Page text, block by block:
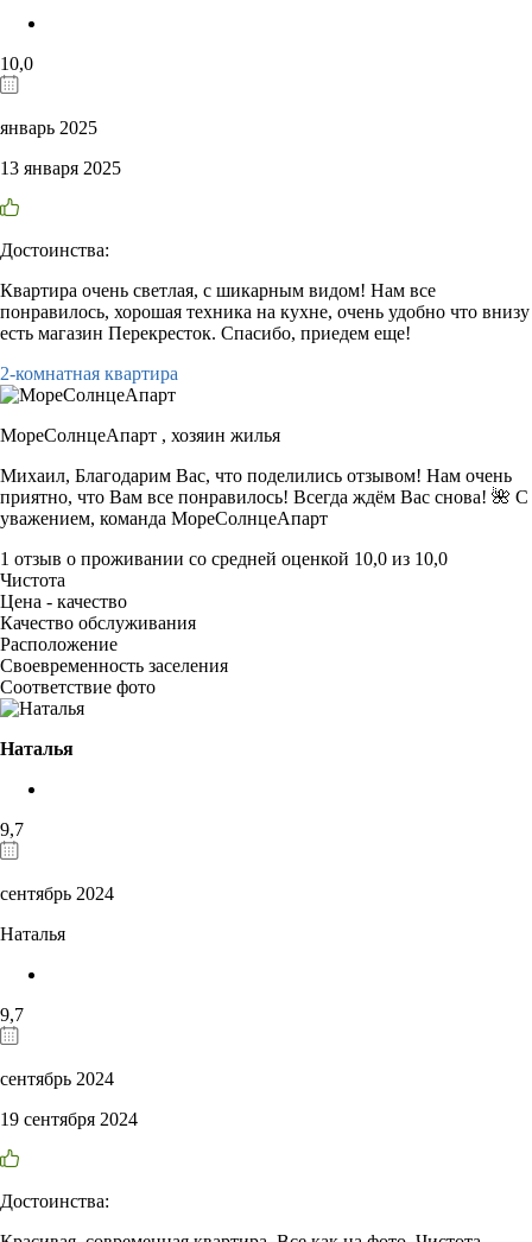
10,0
январь 2025
13 января 2025
Достоинства:
Квартира очень светлая, с шикарным видом! Нам все
понравилось, хорошая техника на кухне, очень удобно что внизу
есть магазин Перекресток. Спасибо, приедем еще!
2-комнатная квартира
МореСолнцеАпарт , хозяин жилья
Михаил, Благодарим Вас, что поделились отзывом! Нам очень
приятно, что Вам все понравилось! Всегда ждём Вас снова! 🌺 С
уважением, команда МореСолнцеАпарт
1 отзыв о проживании со средней оценкой 10,0 из 10,0
Чистота
Цена - качество
Качество обслуживания
Расположение
Своевременность заселения
Соответствие фото
Наталья
9,7
сентябрь 2024
Наталья
9,7
сентябрь 2024
19 сентября 2024
Достоинства: